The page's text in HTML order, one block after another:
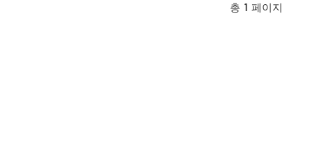
총 1 페이지